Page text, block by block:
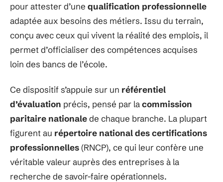
pour attester d’une qualification professionnelle
adaptée aux besoins des métiers. Issu du terrain,
conçu avec ceux qui vivent la réalité des emplois, il
permet d’officialiser des compétences acquises
loin des bancs de l’école.
Ce dispositif s’appuie sur un référentiel
d’évaluation précis, pensé par lacommission
paritaire nationalede chaque branche. La plupart
figurent au répertoire national des certifications
professionnelles(RNCP), ce qui leur confère une
véritable valeur auprès des entreprises à la
recherche de savoir-faire opérationnels.